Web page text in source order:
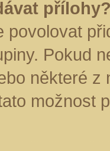
povolovat
Pokud
některé z
možnost